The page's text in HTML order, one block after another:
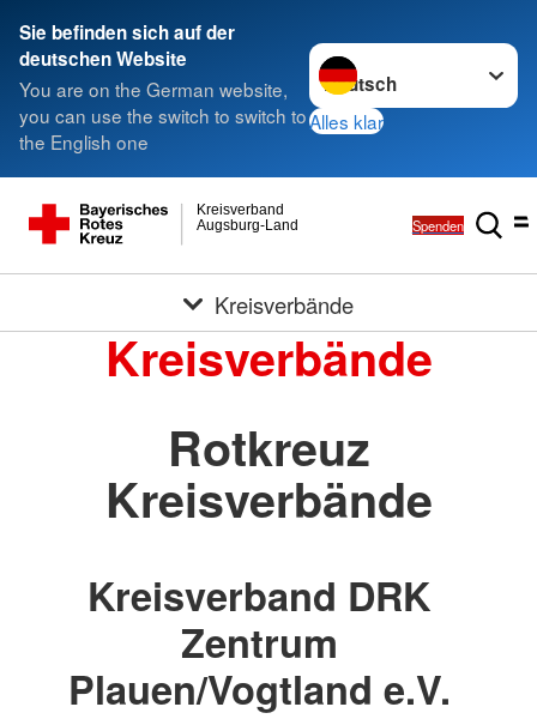
Sie befinden sich auf der
deutschen Website
You are on the German website,
you can use the switch to switch to
the English one
Sprache wechseln zu
Alles klar
Augsburg-Land
Kreisverband
Spenden
Kreisverbände
Kreisverbände
Rotkreuz
Kreisverbände
Kreisverband DRK
Zentrum
Plauen/Vogtland e.V.